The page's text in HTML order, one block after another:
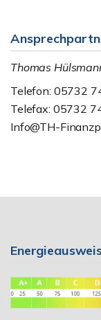
Thomas
Telefon: 05732
Telefax: 05732
Info@TH-